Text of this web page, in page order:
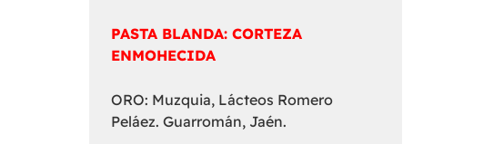
PASTA BLANDA: CORTEZA
ENMOHECIDA
ORO: Muzquia, Lácteos Romero
Peláez. Guarromán, Jaén.